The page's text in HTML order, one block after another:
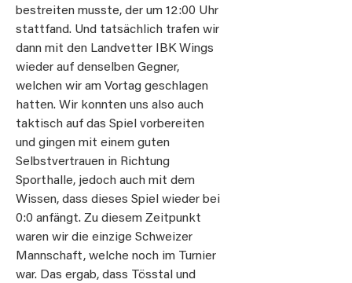
bestreiten musste, der um 12:00 Uhr
stattfand. Und tatsächlich trafen wir
dann mit den Landvetter IBK Wings
wieder auf denselben Gegner,
welchen wir am Vortag geschlagen
hatten. Wir konnten uns also auch
taktisch auf das Spiel vorbereiten
und gingen mit einem guten
Selbstvertrauen in Richtung
Sporthalle, jedoch auch mit dem
Wissen, dass dieses Spiel wieder bei
0:0 anfängt. Zu diesem Zeitpunkt
waren wir die einzige Schweizer
Mannschaft, welche noch im Turnier
war. Das ergab, dass Tösstal und